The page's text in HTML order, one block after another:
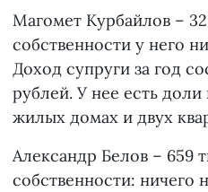
Магомет Курбайлов –
собственности у него
Доход супруги за год
рублей. У нее есть доли
жилых домах и двух
Александр Белов – 659
собственности: ничего